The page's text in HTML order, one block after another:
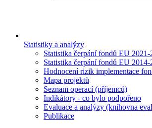
Statistiky a analýzy
Statistika čerpání fondů EU 2021-
Statistika čerpání fondů EU 2014-
Hodnocení rizik implementace
Mapa projektů
Seznam operací (příjemců)
Indikátory - co bylo podpořeno
Evaluace a analýzy (knihovna
Publikace